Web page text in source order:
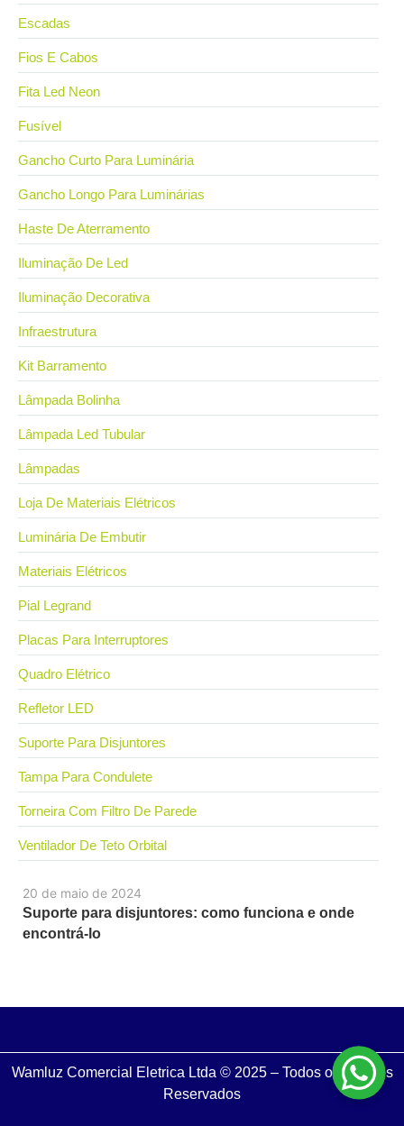
20 de maio de 2024
Suporte para disjuntores: como funciona e onde
encontrá-lo
Escadas
Fios E Cabos
Fita Led Neon
Fusível
Gancho Curto Para Luminária
Gancho Longo Para Luminárias
Haste De Aterramento
Iluminação De Led
Iluminação Decorativa
Infraestrutura
Kit Barramento
Lâmpada Bolinha
Lâmpada Led Tubular
Lâmpadas
Loja De Materiais Elétricos
Luminária De Embutir
Materiais Elétricos
Pial Legrand
Placas Para Interruptores
Quadro Elétrico
Refletor LED
Suporte Para Disjuntores
Tampa Para Condulete
Torneira Com Filtro De Parede
Ventilador De Teto Orbital
Wamluz Comercial Eletrica Ltda © 2025 – Todos os Direitos
Reservados